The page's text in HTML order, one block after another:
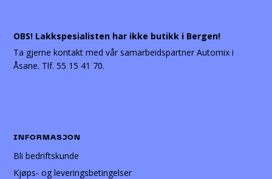
OBS! Lakkspesialisten har ikke butikk i Bergen!
Ta gjerne kontakt med vår samarbeidspartner Automix i
Åsane. Tlf. 55 15 41 70.
INFORMASJON
Bli bedriftskunde
Kjøps- og leveringsbetingelser